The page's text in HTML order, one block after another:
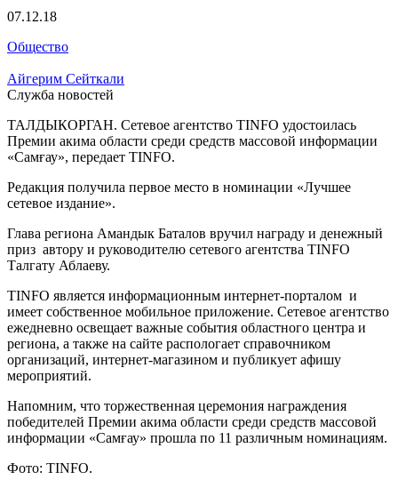
07.12.18
Общество
Айгерим Сейткали
Служба новостей
ТАЛДЫКОРГАН. Сетевое агентство TINFO удостоилась
Премии акима области среди средств массовой информации
«Самғау», передает TINFO.
Редакция получила первое место в номинации «Лучшее
сетевое издание».
Глава региона Амандык Баталов вручил награду и денежный
приз автору и руководителю сетевого агентства TINFO
Талгату Аблаеву.
TINFO является информационным интернет-порталом и
имеет собственное мобильное приложение. Сетевое агентство
ежедневно освещает важные события областного центра и
региона, а также на сайте распологает справочником
организаций, интернет-магазином и публикует афишу
мероприятий.
Напомним, что торжественная церемония награждения
победителей Премии акима области среди средств массовой
информации «Самғау» прошла по 11 различным номинациям.
Фото: TINFO.